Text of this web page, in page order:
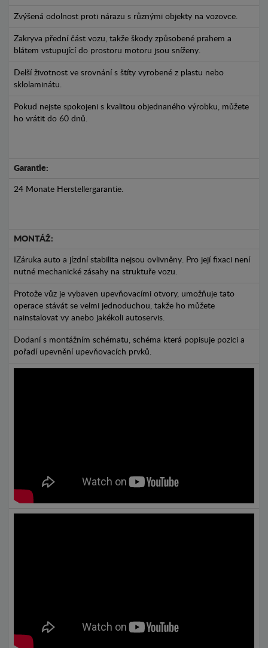
Zvýšená odolnost proti nárazu s různými objekty na vozovce.
Zakryva přední část vozu, takže škody způsobené prahem a
blátem vstupující do prostoru motoru jsou sníženy.
Delší životnost ve srovnání s štíty vyrobené z plastu nebo
sklolaminátu.
Pokud nejste spokojeni s kvalitou objednaného výrobku, můžete
ho vrátit do 60 dnů.
Garantie:
24 Monate Herstellergarantie.
MONTÁŽ:
IZáruka auto a jízdní stabilita nejsou ovlivněny. Pro její fixaci není
nutné mechanické zásahy na struktuře vozu.
Protože vůz je vybaven upevňovacími otvory, umožňuje tato
operace stávát se velmi jednoduchou, takže ho můžete
nainstalovat vy anebo jakékoli autoservis.
Dodaní s montážním schématu, schéma která popisuje pozici a
pořadí upevnění upevňovacích prvků.